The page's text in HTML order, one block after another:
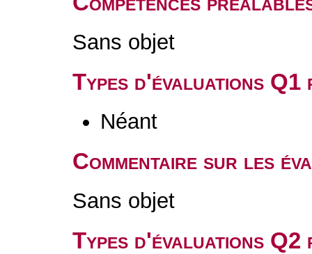
Sans objet
Types d'évaluations
Néant
Commentaire sur les
Sans objet
Types d'évaluations